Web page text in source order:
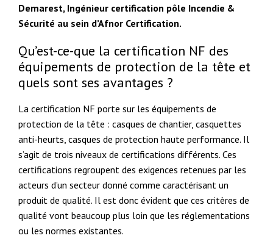
Demarest, Ingénieur certification pôle Incendie &
Sécurité au sein d’Afnor Certification.
Qu’est-ce-que la certification NF des
équipements de protection de la tête et
quels sont ses avantages ?
La certification NF porte sur les équipements de
protection de la tête : casques de chantier, casquettes
anti-heurts, casques de protection haute performance. Il
s’agit de trois niveaux de certifications différents. Ces
certifications regroupent des exigences retenues par les
acteurs d’un secteur donné comme caractérisant un
produit de qualité. Il est donc évident que ces critères de
qualité vont beaucoup plus loin que les réglementations
ou les normes existantes.